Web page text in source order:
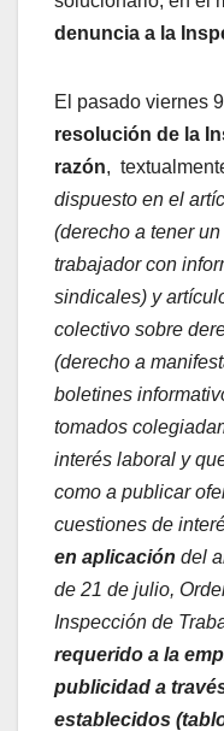
denuncia a la
El pasado viernes
resolución de la
razón,
dispuesto en el
(derecho a tener
trabajador con
sindicales) y
colectivo sobre
(derecho a
boletines
tomados
interés laboral y
como a publicar
cuestiones de
en aplicación del
de 21 de julio,
Inspección de
requerido a la
publicidad a
establecidos